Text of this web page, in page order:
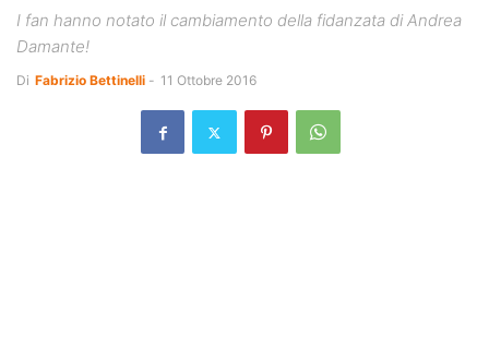
I fan hanno notato il cambiamento della fidanzata di Andrea
Damante!
Di Fabrizio Bettinelli - 11 Ottobre 2016